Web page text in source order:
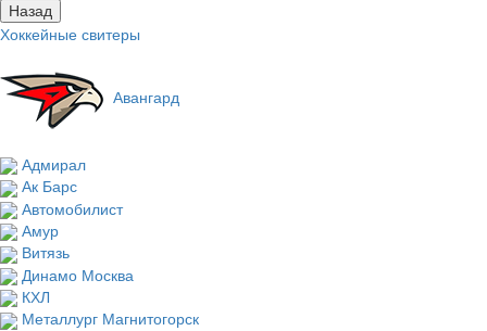
Назад
Хоккейные свитеры
Авангард
Адмирал
Ак Барс
Автомобилист
Амур
Витязь
Динамо Москва
КХЛ
Металлург Магнитогорск